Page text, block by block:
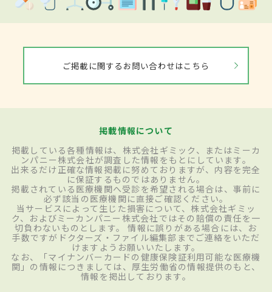
ご掲載に関するお問い合わせはこちら
掲載情報について
掲載している各種情報は、株式会社ギミック、またはミーカ
ンパニー株式会社が調査した情報をもとにしています。
出来るだけ正確な情報掲載に努めておりますが、内容を完全
に保証するものではありません。
掲載されている医療機関へ受診を希望される場合は、事前に
必ず該当の医療機関に直接ご確認ください。
当サービスによって生じた損害について、株式会社ギミッ
ク、およびミーカンパニー株式会社ではその賠償の責任を一
切負わないものとします。 情報に誤りがある場合には、お
手数ですがドクターズ・ファイル編集部までご連絡をいただ
けますようお願いいたします。
なお、「マイナンバーカードの健康保険証利用可能な医療機
関」の情報につきましては、厚生労働省の情報提供のもと、
情報を掲出しております。